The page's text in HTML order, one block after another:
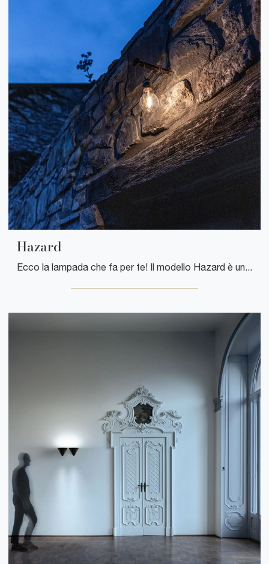
Hazard
Ecco la lampada che fa per te! Il modello Hazard è una delle nostre lampade da esterni di Davide Groppi.